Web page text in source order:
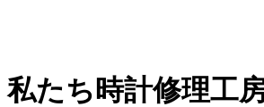
私たち時計修理工房